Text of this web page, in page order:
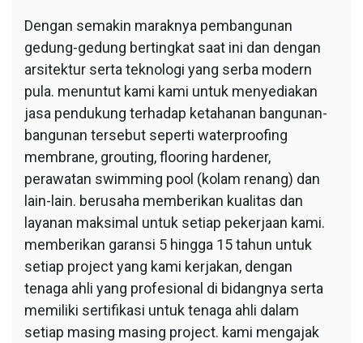
Dengan semakin maraknya pembangunan
gedung-gedung bertingkat saat ini dan dengan
arsitektur serta teknologi yang serba modern
pula. menuntut kami kami untuk menyediakan
jasa pendukung terhadap ketahanan bangunan-
bangunan tersebut seperti waterproofing
membrane, grouting, flooring hardener,
perawatan swimming pool (kolam renang) dan
lain-lain. berusaha memberikan kualitas dan
layanan maksimal untuk setiap pekerjaan kami.
memberikan garansi 5 hingga 15 tahun untuk
setiap project yang kami kerjakan, dengan
tenaga ahli yang profesional di bidangnya serta
memiliki sertifikasi untuk tenaga ahli dalam
setiap masing masing project. kami mengajak